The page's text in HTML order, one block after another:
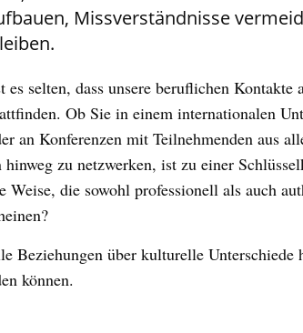
Missverständnisse
selten, dass unsere beruflichen Kontakte
Ob Sie in einem internationalen
an Konferenzen mit Teilnehmenden aus
zu netzwerken, ist zu einer
Weise, die sowohl professionell als auch
Beziehungen über kulturelle Unterschiede
können.